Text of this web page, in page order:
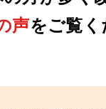
声をご覧く